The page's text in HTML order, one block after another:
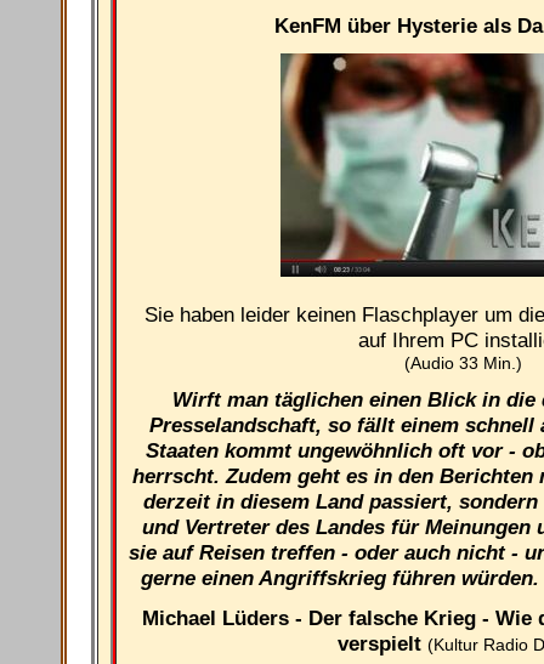
KenFM über Hysterie als
Sie haben leider keinen Flaschplayer um
auf Ihrem PC
(Audio 33 Min.)
Wirft man täglichen einen Blick in die
Presselandschaft, so fällt einem schnell
Staaten kommt ungewöhnlich oft vor -
herrscht. Zudem geht es in den Berichten
derzeit in diesem Land passiert,
und Vertreter des Landes für Meinungen
sie auf Reisen treffen - oder auch nicht -
gerne einen Angriffskrieg führen
Michael Lüders - Der falsche Krieg - Wie
verspielt (Kultur Radio